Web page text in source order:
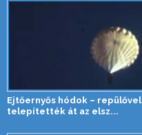
Ejtőernyős hódok – repülővel
telepítették át az elsz...